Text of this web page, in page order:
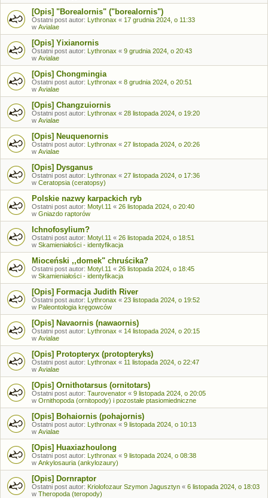
[Opis] "Borealornis" ("borealornis")
Ostatni post autor: Lythronax « 17 grudnia 2024, o 11:33
w Avialae
[Opis] Yixianornis
Ostatni post autor: Lythronax « 9 grudnia 2024, o 20:43
w Avialae
[Opis] Chongmingia
Ostatni post autor: Lythronax « 8 grudnia 2024, o 20:51
w Avialae
[Opis] Changzuiornis
Ostatni post autor: Lythronax « 28 listopada 2024, o 19:20
w Avialae
[Opis] Neuquenornis
Ostatni post autor: Lythronax « 27 listopada 2024, o 20:26
w Avialae
[Opis] Dysganus
Ostatni post autor: Lythronax « 27 listopada 2024, o 17:36
w Ceratopsia (ceratopsy)
Polskie nazwy karpackich ryb
Ostatni post autor: Motyl.11 « 26 listopada 2024, o 20:40
w Gniazdo raptorów
Ichnofosylium?
Ostatni post autor: Motyl.11 « 26 listopada 2024, o 18:51
w Skamieniałości - identyfikacja
Mioceński ,,domek" chruścika?
Ostatni post autor: Motyl.11 « 26 listopada 2024, o 18:45
w Skamieniałości - identyfikacja
[Opis] Formacja Judith River
Ostatni post autor: Lythronax « 23 listopada 2024, o 19:52
w Paleontologia kręgowców
[Opis] Navaornis (nawaornis)
Ostatni post autor: Lythronax « 14 listopada 2024, o 20:15
w Avialae
[Opis] Protopteryx (protopteryks)
Ostatni post autor: Lythronax « 11 listopada 2024, o 22:47
w Avialae
[Opis] Ornithotarsus (ornitotars)
Ostatni post autor: Taurovenator « 9 listopada 2024, o 20:05
w Ornithopoda (ornitopody) i pozostałe ptasiomiedniczne
[Opis] Bohaiornis (pohajornis)
Ostatni post autor: Lythronax « 9 listopada 2024, o 10:13
w Avialae
[Opis] Huaxiazhoulong
Ostatni post autor: Lythronax « 9 listopada 2024, o 08:38
w Ankylosauria (ankylozaury)
[Opis] Dornraptor
Ostatni post autor: Kriolofozaur Szymon Jagusztyn « 6 listopada 2024, o 18:03
w Theropoda (teropody)